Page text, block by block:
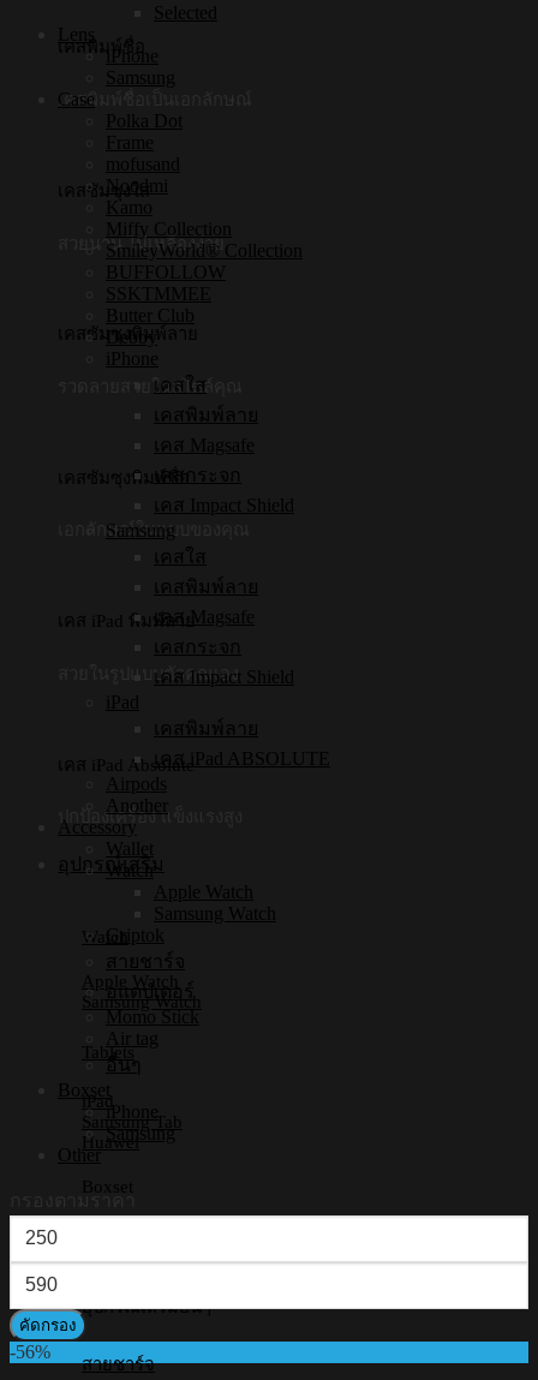
เคสพิมพ์ชื่อ
เคสพิมพ์ชื่อเป็นเอกลักษณ์
เคสซัมซุงใส
สวยนาน ไม่เหลืองง่าย
เคสซัมซุงพิมพ์ลาย
รวดลายสวยในสไตล์คุณ
เคสซัมซุงพิมพ์ชื่อ
เอกลักษณ์ในแบบของคุณ
เคส iPad พิมพ์ลาย
สวยในรูปแบบตัวคุณเอง
เคส iPad Absolute
ปกป้องเครื่อง แข็งแรงสูง
อุปกรณ์เสริม
Watch
Apple Watch
Samsung Watch
Tablets
iPad
Samsung Tab
Huawei
Boxset
Samsung Boxset
อุปกรณ์เสริมอื่นๆ
สายชาร์จ
Selected
Lens
iPhone
Samsung
Case
Polka Dot
Frame
mofusand
Noodmi
Kamo
Miffy Collection
SmileyWorld® Collection
BUFFOLLOW
SSKTMMEE
Butter Club
Debby
iPhone
เคสใส
เคสพิมพ์ลาย
เคส Magsafe
เคสกระจก
เคส Impact Shield
Samsung
เคสใส
เคสพิมพ์ลาย
เคส Magsafe
เคสกระจก
เคส Impact Shield
iPad
เคสพิมพ์ลาย
เคส iPad ABSOLUTE
Airpods
Another
Accessory
Wallet
Watch
Apple Watch
Samsung Watch
Griptok
สายชาร์จ
อแดปเตอร์
Momo Stick
Air tag
อื่นๆ
Boxset
iPhone
Samsung
Other
ราคา
ต่ำ
สุด
ราคา
สูงสุด
คัดกรอง
-56%